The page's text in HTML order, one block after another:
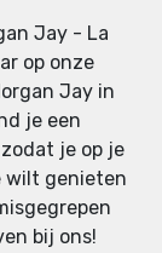
Jay - La
op onze
Jay in
je een
je op je
wilt genieten
bij ons!